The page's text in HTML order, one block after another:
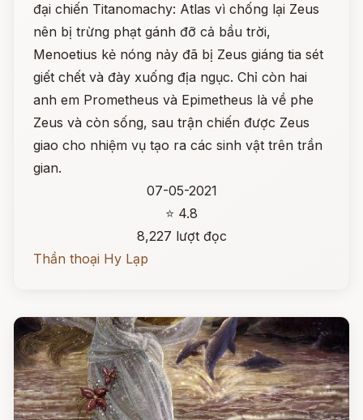
đại chiến Titanomachy: Atlas vì chống lại Zeus
nên bị trừng phạt gánh đỡ cả bầu trời,
Menoetius kẻ nóng nảy đã bị Zeus giáng tia sét
giết chết và đày xuống địa ngục. Chỉ còn hai
anh em Prometheus và Epimetheus là về phe
Zeus và còn sống, sau trận chiến được Zeus
giao cho nhiệm vụ tạo ra các sinh vật trên trần
gian.
07-05-2021
⭐ 4.8
8,227 lượt đọc
Thần thoại Hy Lạp